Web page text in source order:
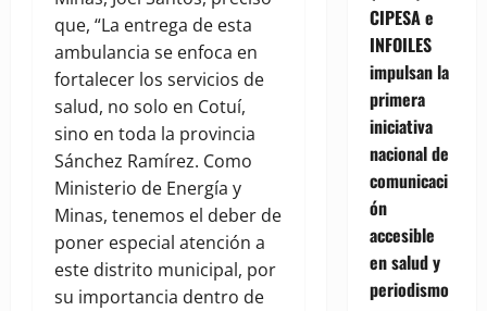
que, “La entrega de esta
ambulancia se enfoca en
fortalecer los servicios de
salud, no solo en Cotuí,
sino en toda la provincia
Sánchez Ramírez. Como
Ministerio de Energía y
Minas, tenemos el deber de
poner especial atención a
este distrito municipal, por
su importancia dentro de
CIPESA e
INFOILES
impulsan la
primera
iniciativa
nacional de
comunicaci
ón
accesible
en salud y
periodismo